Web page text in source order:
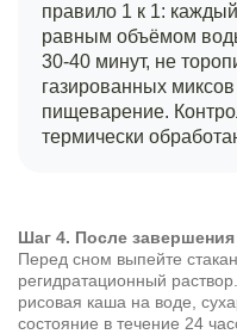
правило 1 к 1:
равным объёмом
30-40 минут, не
газированных
пищеварение.
термически
Шаг 4. После
Перед сном выпейте
регидратационный
рисовая каша на воде,
состояние в течение 24